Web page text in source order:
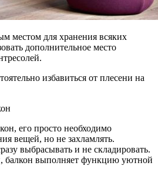
местом для хранения всяких
дополнительное место
избавиться от плесени на
его просто необходимо
вещей, но не захламлять.
выбрасывать и не складировать.
балкон выполняет функцию уютной